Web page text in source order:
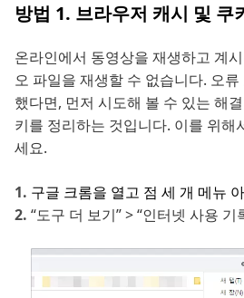
방법 1. 브라우저 캐시 및 쿠
온라인에서 동영상을 재생하고 계
오 파일을 재생할 수 없습니다. 오
했다면, 먼저 시도해 볼 수 있는 해
키를 정리하는 것입니다. 이를 위해
세요.
구글 크롬을 열고 점 세 개 메뉴
“도구 더 보기” > “인터넷 사용 기